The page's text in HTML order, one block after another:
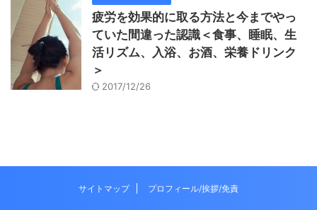
疲労を効果的に取る方法と今までやっ
ていた間違った認識＜食事、睡眠、生
活リズム、入浴、お酒、栄養ドリンク
＞
2017/12/26
サイトマップ プロフィール/挨拶/免責